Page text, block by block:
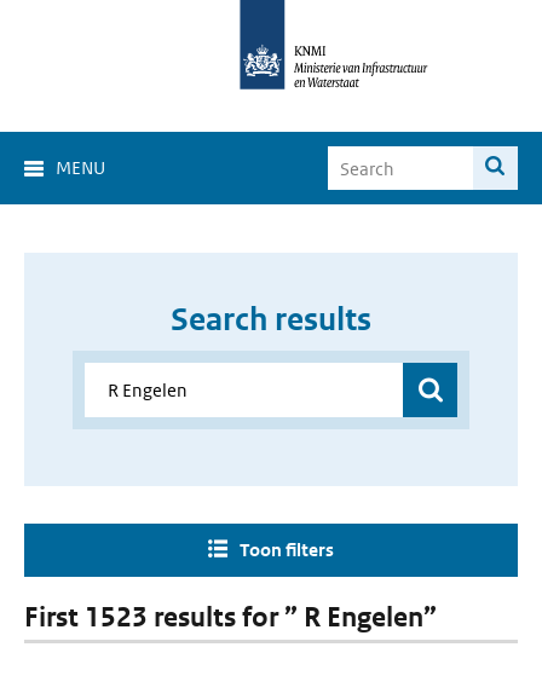
MENU
Search results
Toon filters
First 1523 results for ” R Engelen”